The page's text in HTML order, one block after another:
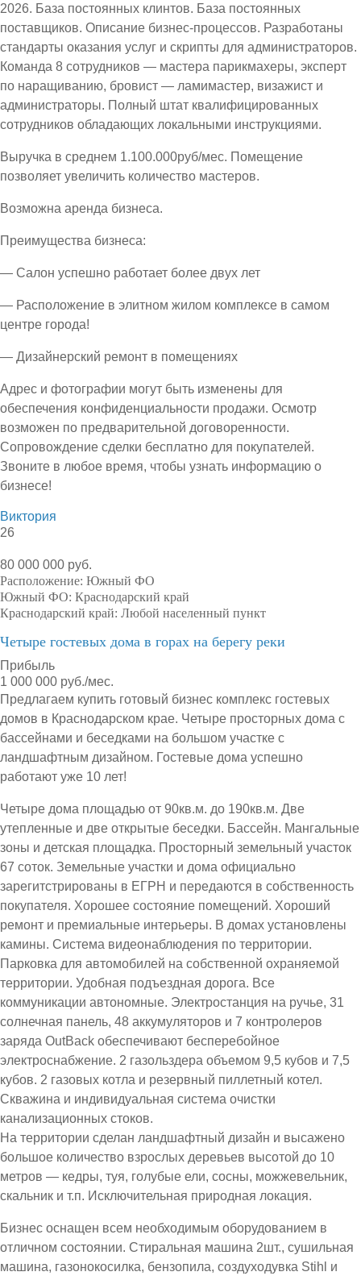
2026. База постоянных клинтов. База постоянных
поставщиков. Описание бизнес-процессов. Разработаны
стандарты оказания услуг и скрипты для администраторов.
Команда 8 сотрудников — мастера парикмахеры, эксперт
по наращиванию, бровист — ламимастер, визажист и
администраторы. Полный штат квалифицированных
сотрудников обладающих локальными инструкциями.
Выручка в среднем 1.100.000руб/мес. Помещение
позволяет увеличить количество мастеров.
Возможна аренда бизнеса.
Преимущества бизнеса:
— Салон успешно работает более двух лет
— Расположение в элитном жилом комплексе в самом
центре города!
— Дизайнерский ремонт в помещениях
Адрес и фотографии могут быть изменены для
обеспечения конфиденциальности продажи. Осмотр
возможен по предварительной договоренности.
Сопровождение сделки бесплатно для покупателей.
Звоните в любое время, чтобы узнать информацию о
бизнесе!
Виктория
26
80 000 000 руб.
Расположение: Южный ФО
Южный ФО: Краснодарский край
Краснодарский край: Любой населенный пункт
Четыре гостевых дома в горах на берегу реки
Прибыль
1 000 000 руб./мес.
Предлагаем купить готовый бизнес комплекс гостевых
домов в Краснодарском крае. Четыре просторных дома с
бассейнами и беседками на большом участке с
ландшафтным дизайном. Гостевые дома успешно
работают уже 10 лет!
Четыре дома площадью от 90кв.м. до 190кв.м. Две
утепленные и две открытые беседки. Бассейн. Мангальные
зоны и детская площадка. Просторный земельный участок
67 соток. Земельные участки и дома официально
зарегитстрированы в ЕГРН и передаются в собственность
покупателя. Хорошее состояние помещений. Хороший
ремонт и премиальные интерьеры. В домах установлены
камины. Система видеонаблюдения по территории.
Парковка для автомобилей на собственной охраняемой
территории. Удобная подъездная дорога. Все
коммуникации автономные. Электростанция на ручье, 31
солнечная панель, 48 аккумуляторов и 7 контролеров
заряда OutBack обеспечивают бесперебойное
электроснабжение. 2 газольздера объемом 9,5 кубов и 7,5
кубов. 2 газовых котла и резервный пиллетный котел.
Скважина и индивидуальная система очистки
канализационных стоков.
На территории сделан ландшафтный дизайн и высажено
большое количество взрослых деревьев высотой до 10
метров — кедры, туя, голубые ели, сосны, можжевельник,
скальник и т.п. Исключительная природная локация.
Бизнес оснащен всем необходимым оборудованием в
отличном состоянии. Стиральная машина 2шт., сушильная
машина, газонокосилка, бензопила, создуходувка Stihl и